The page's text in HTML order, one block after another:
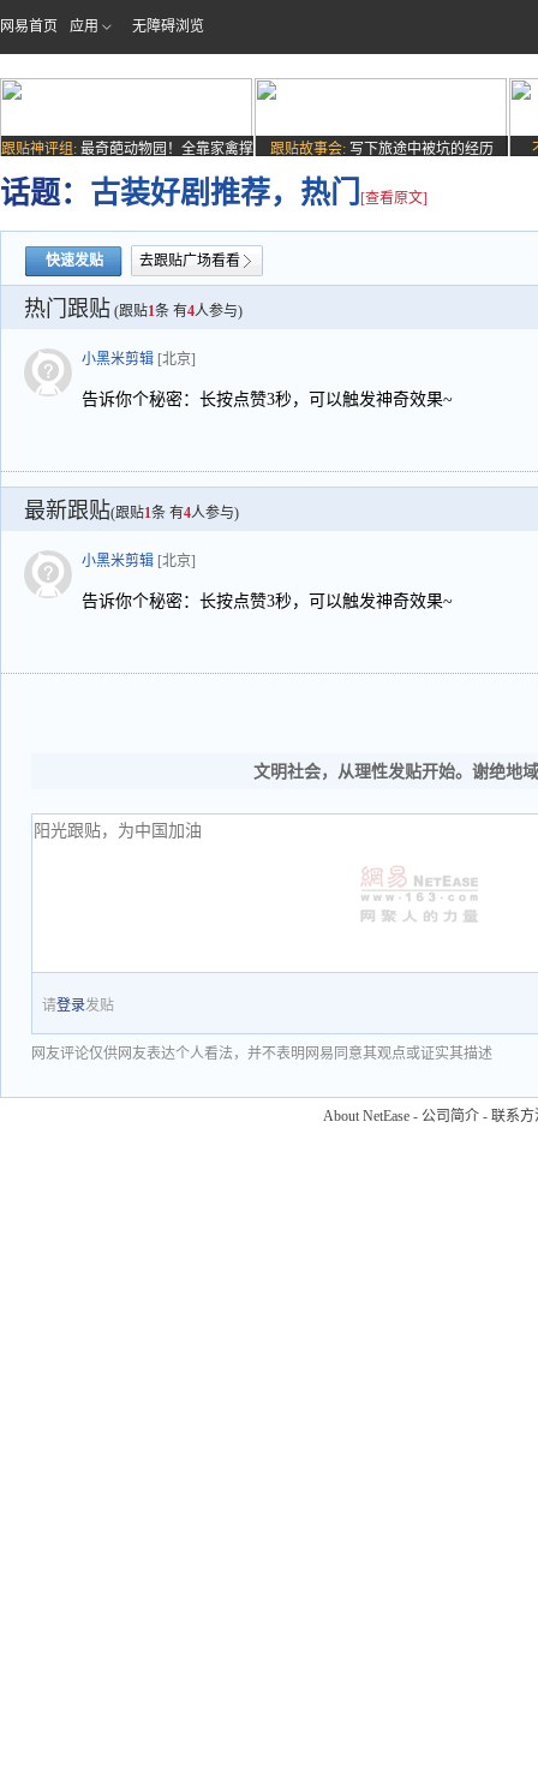
网易首页 应用 无障碍浏览
跟贴神评组: 最奇葩动物园！全靠家禽撑
场子
跟贴故事会: 写下旅途中被坑的经历
话题： 古装好剧推荐，热门 [查看原文]
快速发贴 去跟贴广场看看
热门跟贴 (跟贴1条 有4人参与)
小黑米剪辑 [北京]
告诉你个秘密：长按点赞3秒，可以触发神奇效果~
最新跟贴(跟贴1条 有4人参与)
小黑米剪辑 [北京]
告诉你个秘密：长按点赞3秒，可以触发神奇效果~
文明社会，从理性发贴开始。谢绝地
请登录发贴
网友评论仅供网友表达个人看法，并不表明网易同意其观点或证实其描述
About NetEase - 公司简介 - 联系方